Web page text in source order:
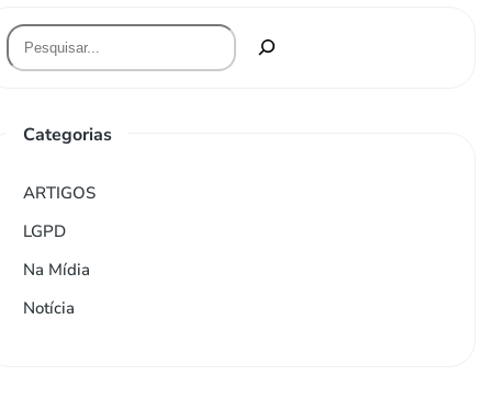
Categorias
ARTIGOS
LGPD
Na Mídia
Notícia